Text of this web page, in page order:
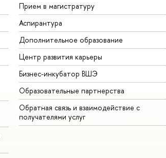
Прием в магистратуру
Аспирантура
Дополнительное образование
Центр развития карьеры
Бизнес-инкубатор ВШЭ
Образовательные партнерства
Обратная связь и взаимодействие с
получателями услуг